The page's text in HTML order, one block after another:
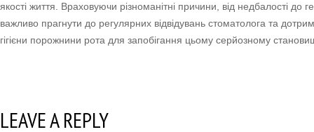
якості життя. Враховуючи різноманітні причини, від недбалості до
важливо прагнути до регулярних відвідувань стоматолога та
гігієни порожнини рота для запобігання цьому серйозному
LEAVE A REPLY